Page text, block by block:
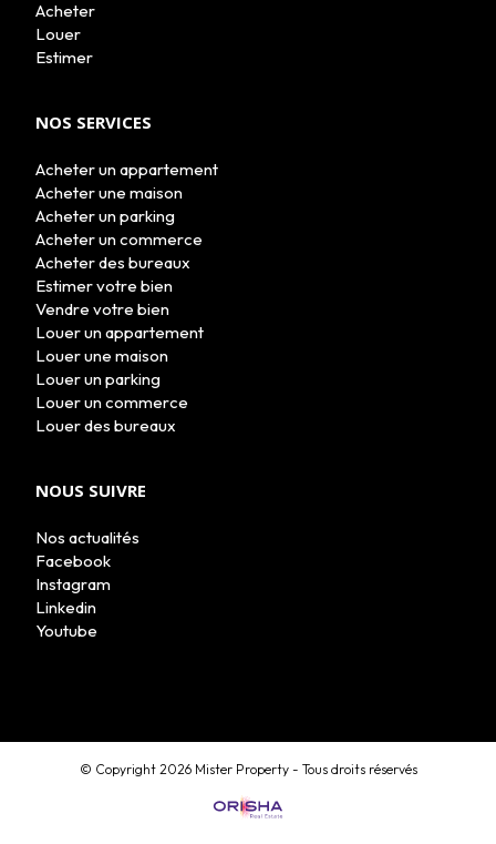
Acheter
Louer
Estimer
NOS SERVICES
Acheter un appartement
Acheter une maison
Acheter un parking
Acheter un commerce
Acheter des bureaux
Estimer votre bien
Vendre votre bien
Louer un appartement
Louer une maison
Louer un parking
Louer un commerce
Louer des bureaux
NOUS SUIVRE
Nos actualités
Facebook
Instagram
Linkedin
Youtube
© Copyright 2026 Mister Property - Tous droits réservés